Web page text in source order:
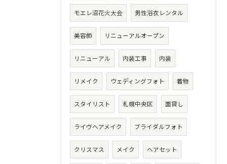
モエレ沼花火大会 男性浴衣レンタル
美容師 リニューアルオープン
リニューアル 内装工事 内装
リメイク ウェディングフォト 着物
スタイリスト 札幌中央区 面貸し
ライヴヘアメイク ブライダルフォト
クリスマス メイク ヘアセット